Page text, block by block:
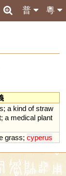
粵
普
; a kind of straw
; a medical plant
grass; cyperus